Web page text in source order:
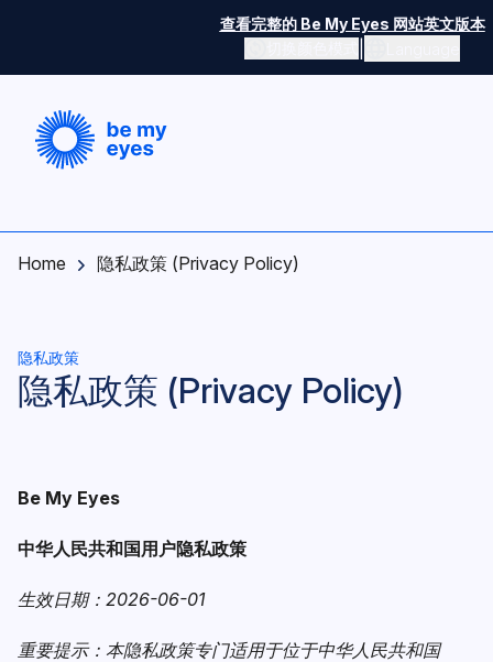
查看完整的 Be My Eyes 网站英文版本
切换颜色模式
Home 隐私政策 (Privacy Policy)
隐私政策
隐私政策 (Privacy Policy)
Be My Eyes
中华人民共和国用户隐私政策
生效日期： 2026-06-01
重要提示：本隐私政策专门适用于位于中华人民共和国